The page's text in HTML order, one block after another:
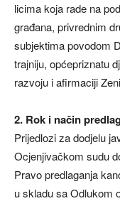
licima koja rade na
građana, privrednim
subjektima povodom
trajniju, općepriznatu
razvoju i afirmaciji
2. Rok i način
Prijedlozi za dodjelu
Ocjenjivačkom sudu
Pravo predlaganja
u skladu sa Odlukom